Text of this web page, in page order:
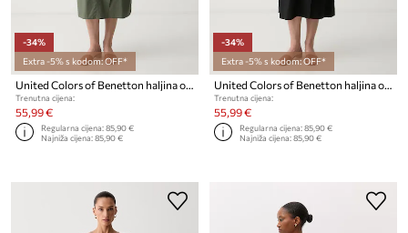
-34%
Extra -5% s kodom: OFF*
United Colors of Benetton haljina od pamuka
Trenutna cijena:
55,99 €
Regularna cijena:85,90 €
Najniža cijena:85,90 €
-34%
Extra -5% s kodom: OFF*
United Colors of Benetton haljina od pamuka
Trenutna cijena:
55,99 €
Regularna cijena:85,90 €
Najniža cijena:85,90 €